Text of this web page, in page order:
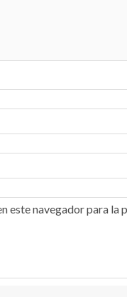
navegador para la